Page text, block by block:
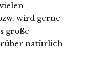
wird gerne
große
natürlich